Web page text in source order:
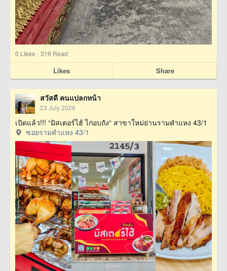
0 Likes · 319 Read
Likes Share
สวัสดี คนแปลกหน้า
23 July 2026
เปิดแล้ว!!! “มิสเตอร์ไฮ้ ไก่อบถัง“ สาขาใหม่ย่านรามคำแหง 43/1
ซอยรามคำแหง 43/1